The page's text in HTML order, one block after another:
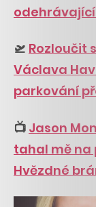
odehrávající
🛫 Rozloučit
Václava
parkování
📺 Jason
tahal mě na
Hvězdné